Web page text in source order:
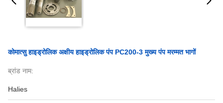
कोमात्सु हाइड्रोलिक अक्षीय हाइड्रोलिक पंप PC200-3 मुख्य पंप मरम्मत भागों
ब्रांड नाम:
Halies